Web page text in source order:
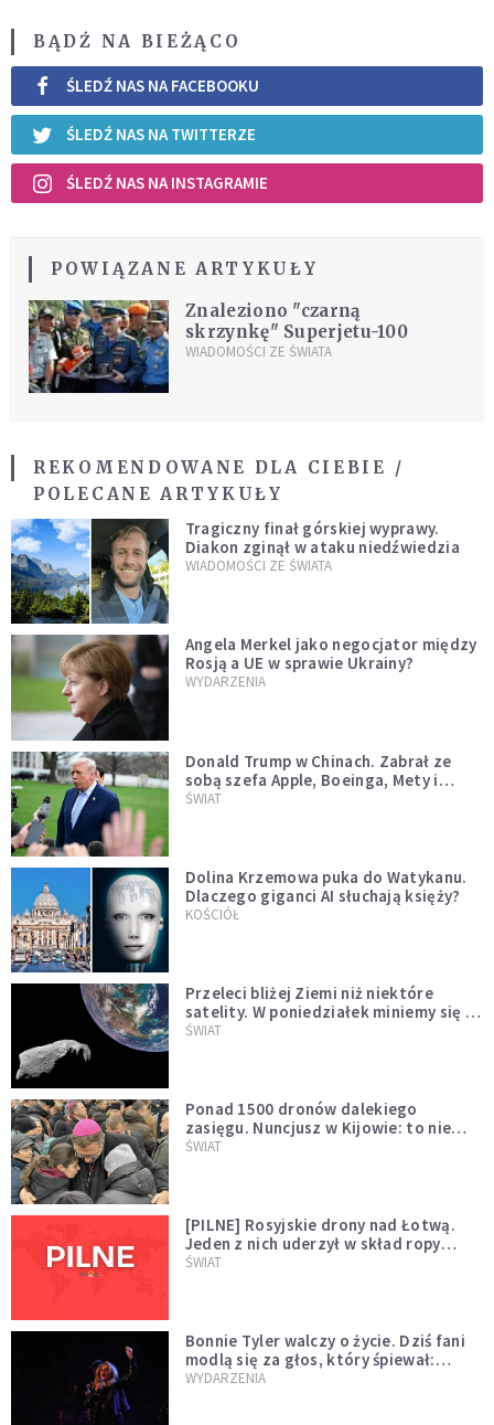
BĄDŹ NA BIEŻĄCO
ŚLEDŹ NAS NA FACEBOOKU
ŚLEDŹ NAS NA TWITTERZE
ŚLEDŹ NAS NA INSTAGRAMIE
POWIĄZANE ARTYKUŁY
Znaleziono "czarną
skrzynkę" Superjetu-100
WIADOMOŚCI ZE ŚWIATA
REKOMENDOWANE DLA CIEBIE /
POLECANE ARTYKUŁY
Tragiczny finał górskiej wyprawy.
Diakon zginął w ataku niedźwiedzia
WIADOMOŚCI ZE ŚWIATA
Angela Merkel jako negocjator między
Rosją a UE w sprawie Ukrainy?
WYDARZENIA
Donald Trump w Chinach. Zabrał ze
sobą szefa Apple, Boeinga, Mety i
Muska
ŚWIAT
Dolina Krzemowa puka do Watykanu.
Dlaczego giganci AI słuchają księży?
KOŚCIÓŁ
Przeleci bliżej Ziemi niż niektóre
satelity. W poniedziałek miniemy się z
asteroidą, która poprzedzi znacznie
ŚWIAT
Ponad 1500 dronów dalekiego
zasięgu. Nuncjusz w Kijowie: to nie
wygląda na wolę zakończenia wojny
ŚWIAT
[PILNE] Rosyjskie drony nad Łotwą.
Jeden z nich uderzył w skład ropy
naftowej
ŚWIAT
Bonnie Tyler walczy o życie. Dziś fani
modlą się za głos, który śpiewał:
"Lord, help me"
WYDARZENIA